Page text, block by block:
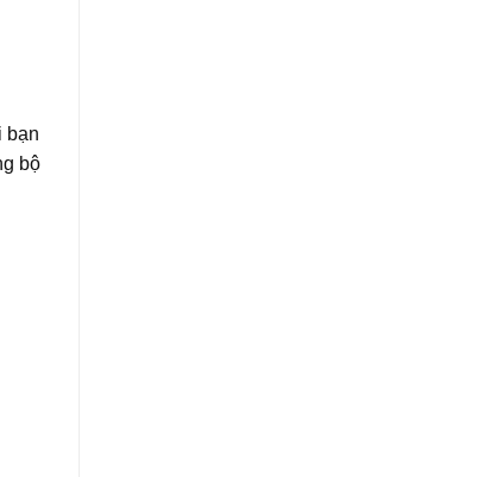
bạn
bộ